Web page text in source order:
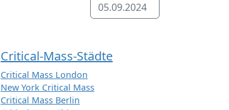
05.09.2024
Critical-Mass-Städte
Critical Mass London
New York Critical Mass
Critical Mass Berlin